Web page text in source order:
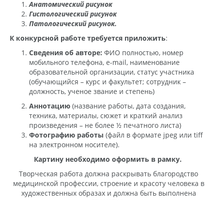
Анатомический рисунок
Гистологический рисунок
Патологический рисунок.
К конкурсной работе требуется приложить:
Сведения об авторе: ФИО полностью, номер
мобильного телефона, e-mail, наименование
образовательной организации, статус участника
(обучающийся – курс и факультет; сотрудник –
должность, ученое звание и степень)
Аннотацию (название работы, дата создания,
техника, материалы, сюжет и краткий анализ
произведения – не более ½ печатного листа)
Фотографию работы (файл в формате jpeg или tiff
на электронном носителе).
Картину необходимо оформить в рамку.
Творческая работа должна раскрывать благородство
медицинской профессии, строение и красоту человека в
художественных образах и должна быть выполнена